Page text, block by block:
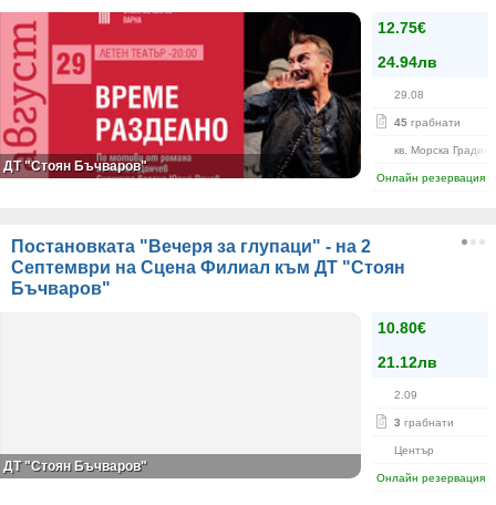
12.75€
24.94лв
29.08
45 грабнати
кв. Морска Градина
Онлайн резервация
ДТ "Стоян Бъчваров"
Постановката "Вечеря за глупаци" - на 2
Септември на Сцена Филиал към ДТ "Стоян
Бъчваров"
10.80€
21.12лв
2.09
3 грабнати
Център
Онлайн резервация
ДТ "Стоян Бъчваров"